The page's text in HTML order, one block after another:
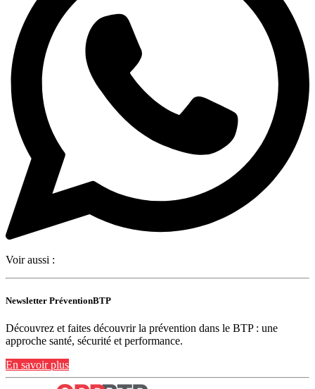
Voir aussi :
Newsletter PréventionBTP
Découvrez et faites découvrir la prévention dans le BTP : une
approche santé, sécurité et performance.
En savoir plus